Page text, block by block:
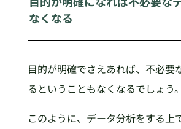
なくなる
目的が明確でさえあれば、不必要
るということもなくなるでしょう。
このように、データ分析をする上